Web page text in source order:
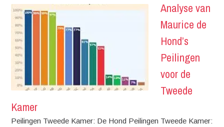
Analyse van
Maurice de
Hond’s
Peilingen
voor de
Tweede
Kamer
Peilingen Tweede Kamer: De Hond Peilingen Tweede Kamer: